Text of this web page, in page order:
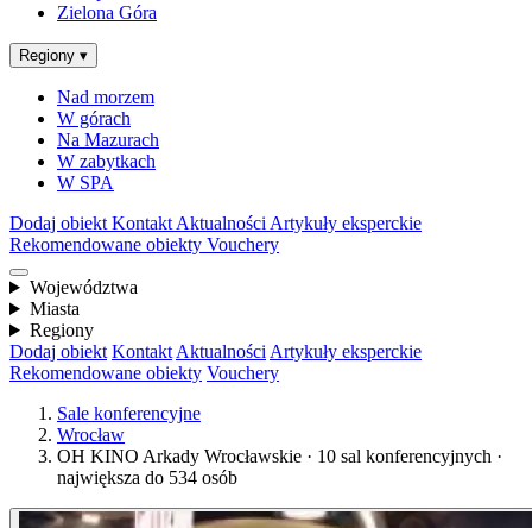
Zielona Góra
Regiony ▾
Nad morzem
W górach
Na Mazurach
W zabytkach
W SPA
Dodaj obiekt Kontakt Aktualności Artykuły eksperckie
Rekomendowane obiekty Vouchery
Województwa
Miasta
Regiony
Dodaj obiekt Kontakt Aktualności Artykuły eksperckie
Rekomendowane obiekty Vouchery
Sale konferencyjne
Wrocław
OH KINO Arkady Wrocławskie · 10 sal konferencyjnych ·
największa do 534 osób